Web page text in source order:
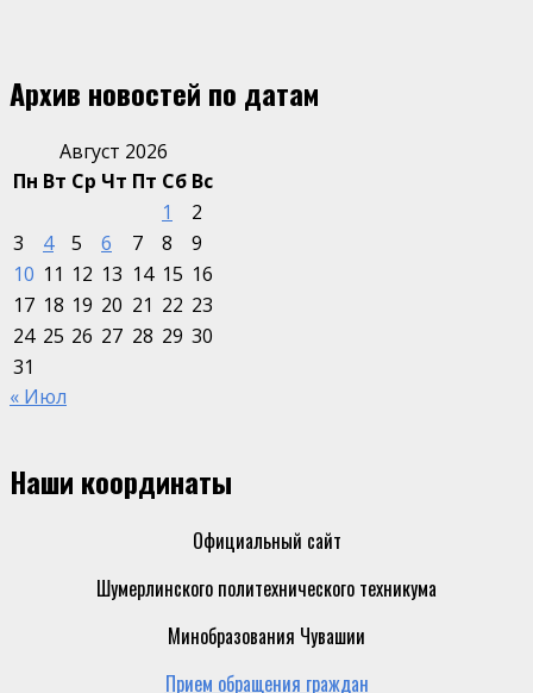
Архив новостей по датам
Август 2026
Пн Вт Ср Чт Пт Сб Вс
1
2
3
4 5 6 7 8
9
10 11 12 13 14 15 16
17 18 19 20 21 22 23
24 25 26 27 28 29 30
31
« Июл
Наши координаты
Официальный сайт
Шумерлинского политехнического техникума
Минобразования Чувашии
Прием обращения граждан